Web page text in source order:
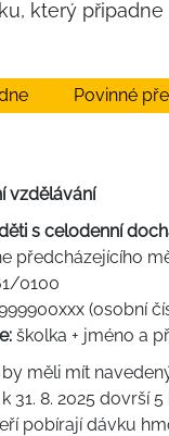
který
Povinné
vzdělávání
s celodenní
předcházejícího
0100
(osobní
školka + jméno a
měli mít
31. 8. 2025 dovrší
pobírají dávku